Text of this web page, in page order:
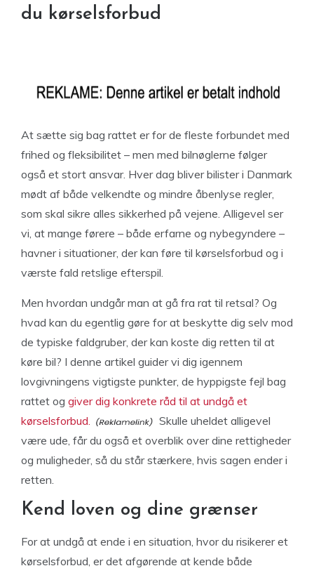
du kørselsforbud
At sætte sig bag rattet er for de fleste forbundet med
frihed og fleksibilitet – men med bilnøglerne følger
også et stort ansvar. Hver dag bliver bilister i Danmark
mødt af både velkendte og mindre åbenlyse regler,
som skal sikre alles sikkerhed på vejene. Alligevel ser
vi, at mange førere – både erfarne og nybegyndere –
havner i situationer, der kan føre til kørselsforbud og i
værste fald retslige efterspil.
Men hvordan undgår man at gå fra rat til retsal? Og
hvad kan du egentlig gøre for at beskytte dig selv mod
de typiske faldgruber, der kan koste dig retten til at
køre bil? I denne artikel guider vi dig igennem
lovgivningens vigtigste punkter, de hyppigste fejl bag
rattet og giver dig konkrete råd til at undgå et
kørselsforbud.
Skulle uheldet alligevel
være ude, får du også et overblik over dine rettigheder
og muligheder, så du står stærkere, hvis sagen ender i
retten.
Kend loven og dine grænser
For at undgå at ende i en situation, hvor du risikerer et
kørselsforbud, er det afgørende at kende både